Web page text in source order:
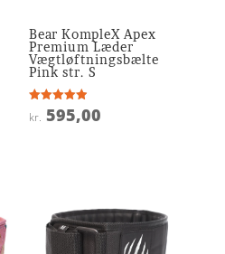
Bear KompleX Apex
Premium Læder
Vægtløftningsbælte
Pink str. S
Vurderet
4.9
kr. 595,00